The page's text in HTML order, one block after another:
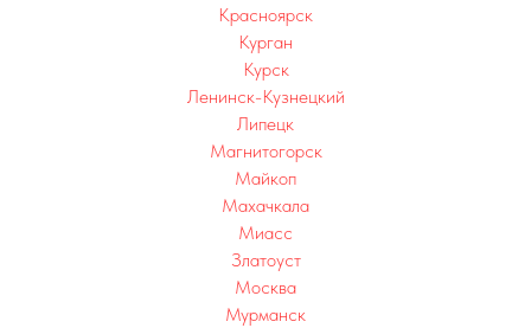
Красноярск
Курган
Курск
Ленинск-Кузнецкий
Липецк
Магнитогорск
Майкоп
Махачкала
Миасс
Златоуст
Москва
Мурманск